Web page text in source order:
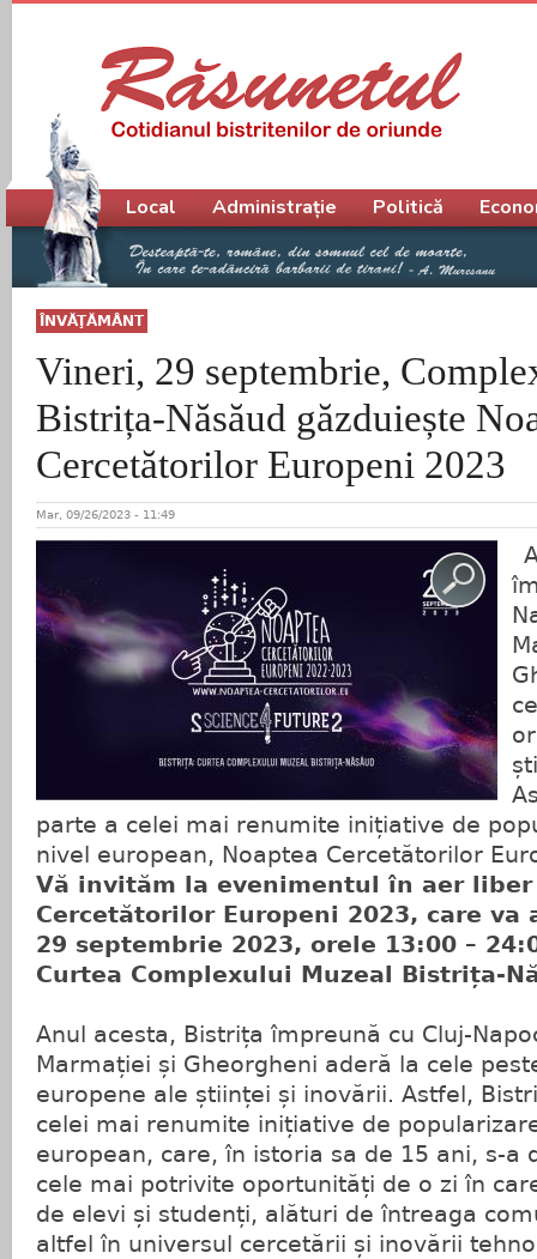
ÎNVĂŢĂMÂNT
Vineri, 29 septembrie,
Bistrița-Năsăud găzduiește
Cercetătorilor Europeni 2023
Mar, 09/26/2023 - 11:49
parte a celei mai renumite inițiative de
nivel european, Noaptea Cercetătorilor
Vă invităm la evenimentul în aer liber
Cercetătorilor Europeni 2023, care va
29 septembrie 2023, orele 13:00 –
Curtea Complexului Muzeal Bistrița-
Anul acesta, Bistrița împreună cu Cluj-
Marmației și Gheorgheni aderă la cele
europene ale științei și inovării. Astfel,
celei mai renumite inițiative de
european, care, în istoria sa de 15 ani, s-a
cele mai potrivite oportunități de o zi în
de elevi și studenți, alături de întreaga
altfel în universul cercetării și inovării
Meniu principal
Local Administrație Politică